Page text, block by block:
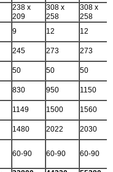
238 x
209
308 x
258
308 x
258
9 12
12
245 273
273
50 50
50
830 950
1150
1149 1500
1560
1480 2022
2030
60-90 60-90 60-90